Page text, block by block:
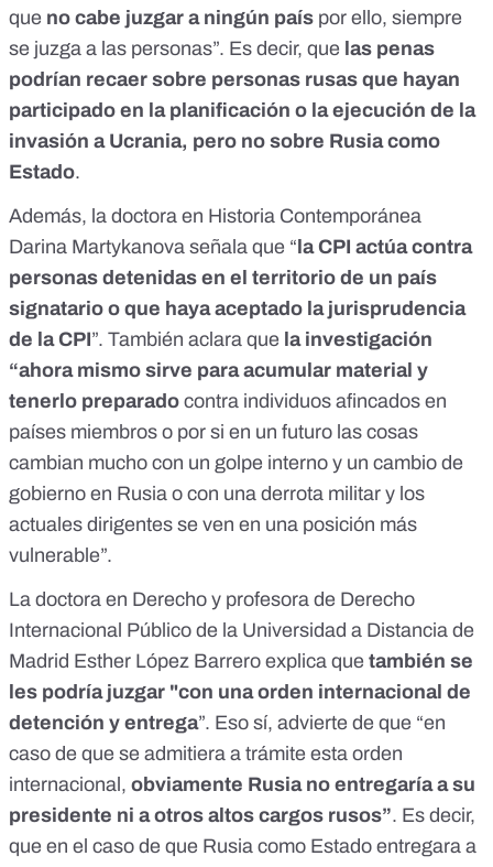
que no cabe juzgar a ningún país por ello, siempre
se juzga a las personas”. Es decir, que las penas
podrían recaer sobre personas rusas que hayan
participado en la planificación o la ejecución de la
invasión a Ucrania, pero no sobre Rusia como
Estado.
Además, la doctora en Historia Contemporánea
Darina Martykanova señala que “la CPI actúa contra
personas detenidas en el territorio de un país
signatario o que haya aceptado la jurisprudencia
de la CPI”. También aclara que la investigación
“ahora mismo sirve para acumular material y
tenerlo preparado contra individuos afincados en
países miembros o por si en un futuro las cosas
cambian mucho con un golpe interno y un cambio de
gobierno en Rusia o con una derrota militar y los
actuales dirigentes se ven en una posición más
vulnerable”.
La doctora en Derecho y profesora de Derecho
Internacional Público de la Universidad a Distancia de
Madrid Esther López Barrero explica que también se
les podría juzgar "con una orden internacional de
detención y entrega”. Eso sí, advierte de que “en
caso de que se admitiera a trámite esta orden
internacional, obviamente Rusia no entregaría a su
presidente ni a otros altos cargos rusos”. Es decir,
que en el caso de que Rusia como Estado entregara a